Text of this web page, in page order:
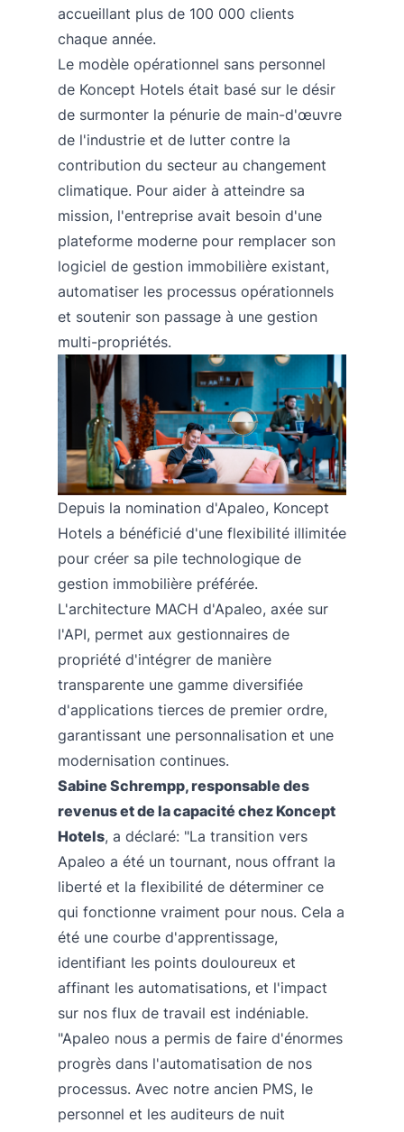
accueillant plus de 100 000 clients
chaque année.
Le modèle opérationnel sans personnel
de Koncept Hotels était basé sur le désir
de surmonter la pénurie de main-d'œuvre
de l'industrie et de lutter contre la
contribution du secteur au changement
climatique. Pour aider à atteindre sa
mission, l'entreprise avait besoin d'une
plateforme moderne pour remplacer son
logiciel de gestion immobilière existant,
automatiser les processus opérationnels
et soutenir son passage à une gestion
multi-propriétés.
Depuis la nomination d'Apaleo, Koncept
Hotels a bénéficié d'une flexibilité illimitée
pour créer sa pile technologique de
gestion immobilière préférée.
L'architecture MACH d'Apaleo, axée sur
l'API, permet aux gestionnaires de
propriété d'intégrer de manière
transparente une gamme diversifiée
d'applications tierces de premier ordre,
garantissant une personnalisation et une
modernisation continues.
Sabine Schrempp, responsable des
revenus et de la capacité chez Koncept
Hotels, a déclaré: "La transition vers
Apaleo a été un tournant, nous offrant la
liberté et la flexibilité de déterminer ce
qui fonctionne vraiment pour nous. Cela a
été une courbe d'apprentissage,
identifiant les points douloureux et
affinant les automatisations, et l'impact
sur nos flux de travail est indéniable.
"Apaleo nous a permis de faire d'énormes
progrès dans l'automatisation de nos
processus. Avec notre ancien PMS, le
personnel et les auditeurs de nuit